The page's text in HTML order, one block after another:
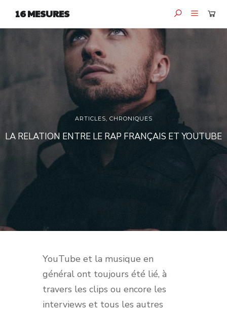
16 MESURES
ARTICLES, CHRONIQUES
LA RELATION ENTRE LE RAP FRANÇAIS ET YOUTUBE
YouTube et la musique en
général ont toujours été lié, à
travers les clips ou encore les
interviews et tous les autres